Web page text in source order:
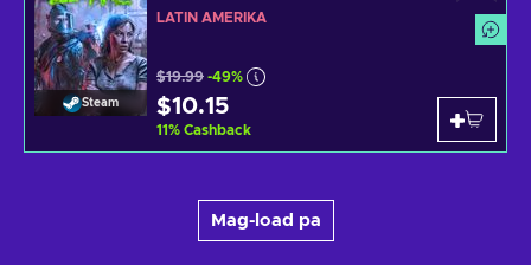
Steam
LATIN AMERIKA
$19.99 -49%
$10.15
11% Cashback
Mag-load pa